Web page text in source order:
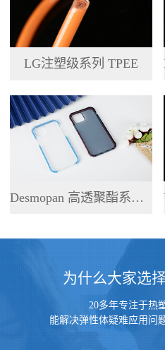
LG注塑级系列 TPEE
Desmopan 高透聚酯系列 TPU
为什么大家选
20多年专注于热
能解决弹性体疑难应用问